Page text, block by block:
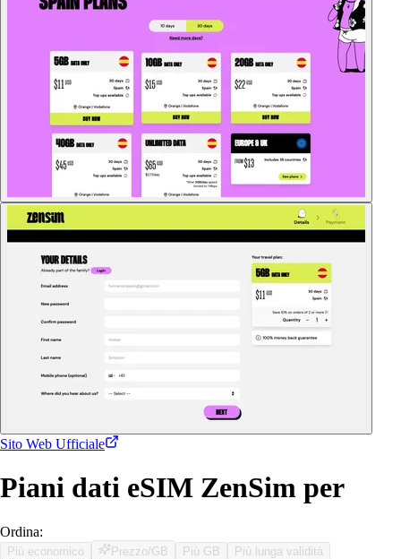
Sito Web Ufficiale
Piani dati eSIM ZenSim per
Ordina:
Più economico Prezzo/GB Più GB Più lunga validità